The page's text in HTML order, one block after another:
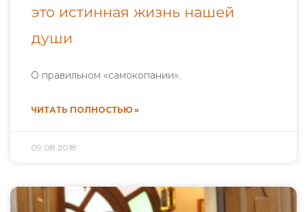
это истинная жизнь нашей
души
О правильном «самокопании».
ЧИТАТЬ ПОЛНОСТЬЮ »
09.08.2018